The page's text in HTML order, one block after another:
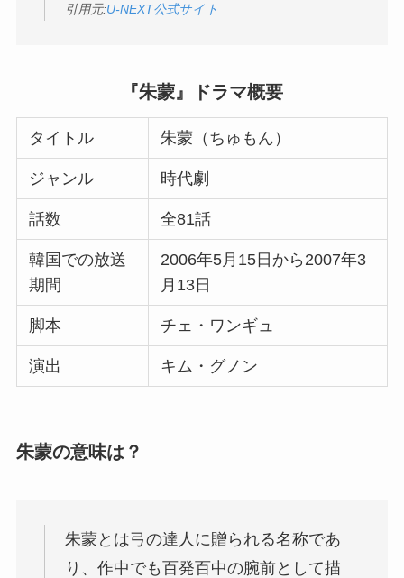
引用元:U-NEXT公式サイト
『朱蒙』ドラマ概要
タイトル 朱蒙（ちゅもん）
ジャンル 時代劇
話数 全81話
韓国での放送
期間
2006年5月15日から2007年3
月13日
脚本 チェ・ワンギュ
演出 キム・グノン
朱蒙の意味は？
朱蒙とは弓の達人に贈られる名称であ
り、作中でも百発百中の腕前として描